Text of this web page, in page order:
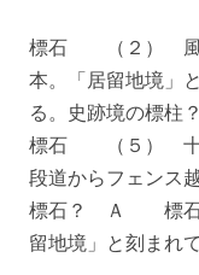
標石 （２） 風化
本。「居留地境」
る。史跡境の標柱？
標石 （５） 十八
段道からフェンス
標石？ Ａ 標石（
留地境」と刻まれ